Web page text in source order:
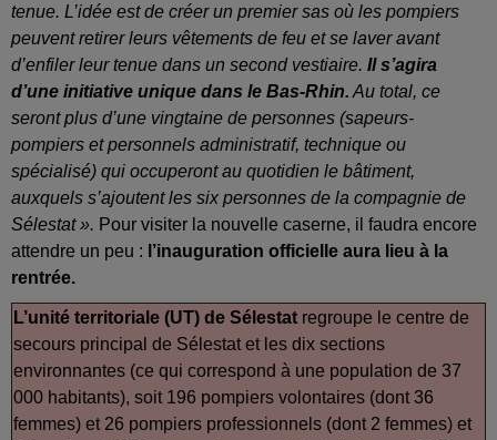
tenue. L’idée est de créer un premier sas où les pompiers
peuvent retirer leurs vêtements de feu et se laver avant
d’enfiler leur tenue dans un second vestiaire. Il s’agira
d’une initiative unique dans le Bas-Rhin. Au total, ce
seront plus d’une vingtaine de personnes (sapeurs-
pompiers et personnels administratif, technique ou
spécialisé) qui occuperont au quotidien le bâtiment,
auxquels s’ajoutent les six personnes de la compagnie de
Sélestat ». Pour visiter la nouvelle caserne, il faudra encore
attendre un peu : l’inauguration officielle aura lieu à la
rentrée.
L’unité territoriale (UT) de Sélestat regroupe le centre de
secours principal de Sélestat et les dix sections
environnantes (ce qui correspond à une population de 37
000 habitants), soit 196 pompiers volontaires (dont 36
femmes) et 26 pompiers professionnels (dont 2 femmes) et